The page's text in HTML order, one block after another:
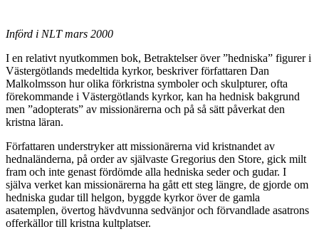
Införd i NLT mars 2000
I en relativt nyutkommen bok, Betraktelser över ”hedniska” figurer i
Västergötlands medeltida kyrkor, beskriver författaren Dan
Malkolmsson hur olika förkristna symboler och skulpturer, ofta
förekommande i Västergötlands kyrkor, kan ha hednisk bakgrund
men ”adopterats” av missionärerna och på så sätt påverkat den
kristna läran.
Författaren understryker att missionärerna vid kristnandet av
hednaländerna, på order av självaste Gregorius den Store, gick milt
fram och inte genast fördömde alla hedniska seder och gudar. I
själva verket kan missionärerna ha gått ett steg längre, de gjorde om
hedniska gudar till helgon, byggde kyrkor över de gamla
asatemplen, övertog hävdvunna sedvänjor och förvandlade asatrons
offerkällor till kristna kultplatser.